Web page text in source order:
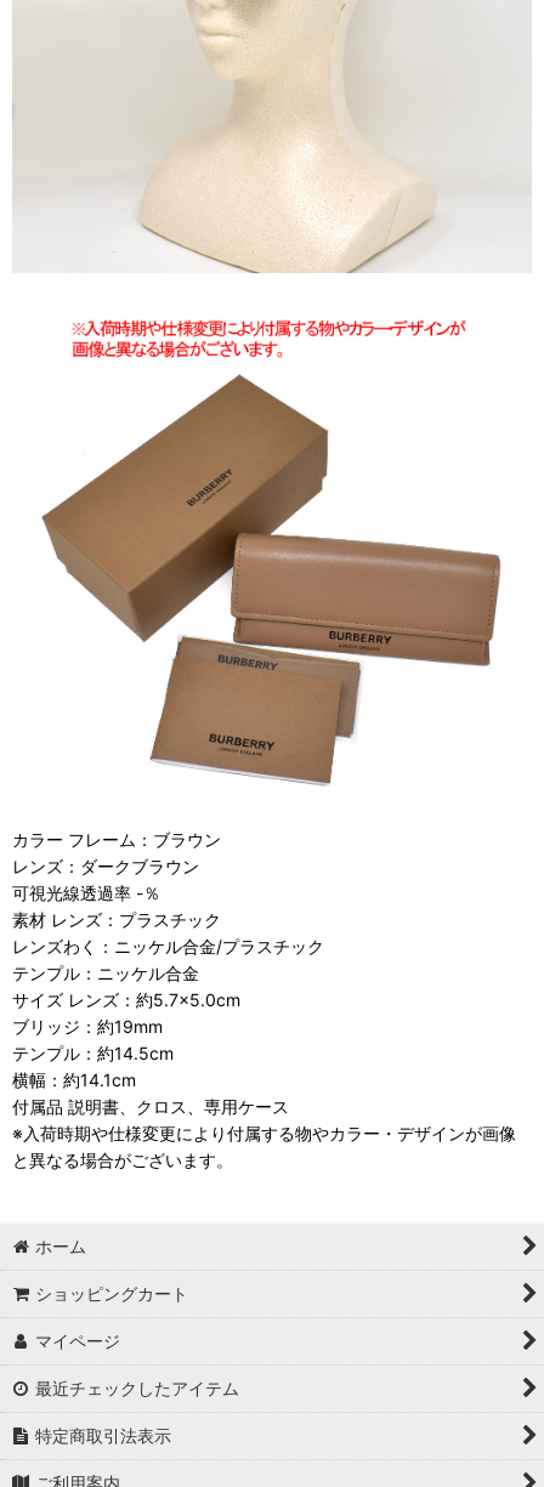
カラー フレーム：ブラウン
レンズ：ダークブラウン
可視光線透過率 -％
素材 レンズ：プラスチック
レンズわく：ニッケル合金/プラスチック
テンプル：ニッケル合金
サイズ レンズ：約5.7×5.0cm
ブリッジ：約19mm
テンプル：約14.5cm
横幅：約14.1cm
付属品 説明書、クロス、専用ケース
※入荷時期や仕様変更により付属する物やカラー・デザインが画像
と異なる場合がございます。
ホーム
ショッピングカート
マイページ
最近チェックしたアイテム
特定商取引法表示